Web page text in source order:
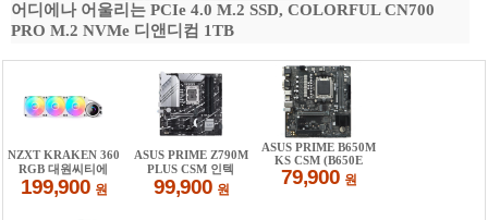
어디에나 어울리는 PCIe 4.0 M.2 SSD, COLORFUL CN700
PRO M.2 NVMe 디앤디컴 1TB